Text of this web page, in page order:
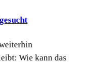
Wie kann das